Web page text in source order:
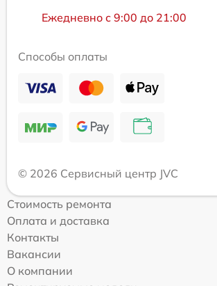
Ежедневно с 9:00 до 21:00
Способы оплаты
© 2026 Сервисный центр JVC
Стоимость ремонта
Оплата и доставка
Контакты
Вакансии
О компании